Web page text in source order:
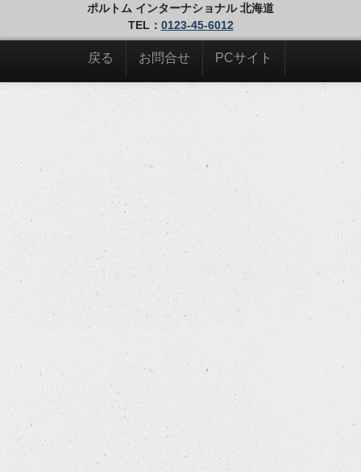
ポルトム インターナショナル 北海道
TEL： 0123-45-6012
戻る お問合せ PCサイト